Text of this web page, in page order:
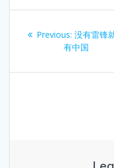
navigation
Previous: Previous
post:
没有雷锋
有中国